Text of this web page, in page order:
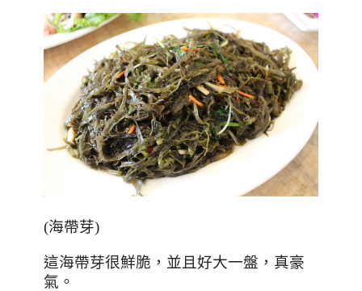
(海帶芽)
這海帶芽很鮮脆，並且好大一盤，真豪
氣。